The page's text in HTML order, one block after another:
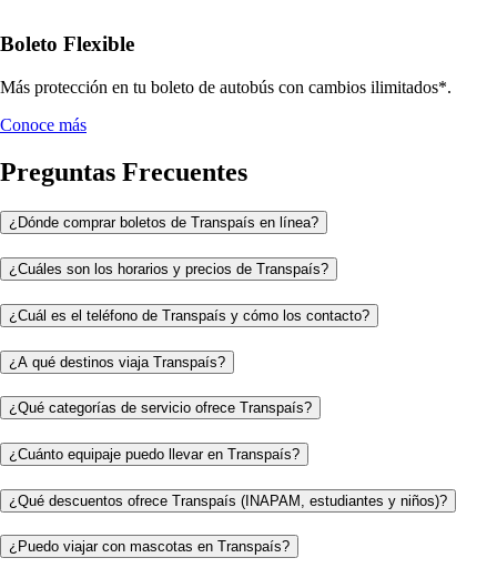
Boleto Flexible
Más protección en tu boleto de autobús con cambios ilimitados*.
Conoce más
Preguntas Frecuentes
¿Dónde comprar boletos de Transpaís en línea?
¿Cuáles son los horarios y precios de Transpaís?
¿Cuál es el teléfono de Transpaís y cómo los contacto?
¿A qué destinos viaja Transpaís?
¿Qué categorías de servicio ofrece Transpaís?
¿Cuánto equipaje puedo llevar en Transpaís?
¿Qué descuentos ofrece Transpaís (INAPAM, estudiantes y niños)?
¿Puedo viajar con mascotas en Transpaís?